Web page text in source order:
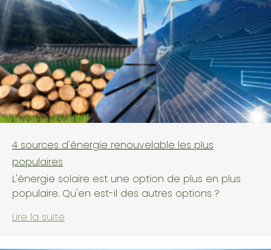
4 sources d'énergie renouvelable les plus
populaires
L'énergie solaire est une option de plus en plus
populaire. Qu'en est-il des autres options ?
Lire la suite